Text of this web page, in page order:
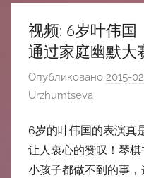
俄
罗
斯
文
化
ПЕКИНЕ
视频: 6岁叶伟国
通过家庭幽默大
Опубликовано 2015-
Urzhumtseva
6岁的叶伟国的表演真
让人衷心的赞叹！琴
小孩子都做不到的事